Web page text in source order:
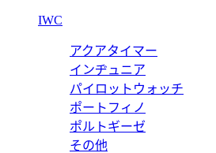
IWC
アクアタイマー
インヂュニア
パイロットウォッチ
ポートフィノ
ポルトギーゼ
その他